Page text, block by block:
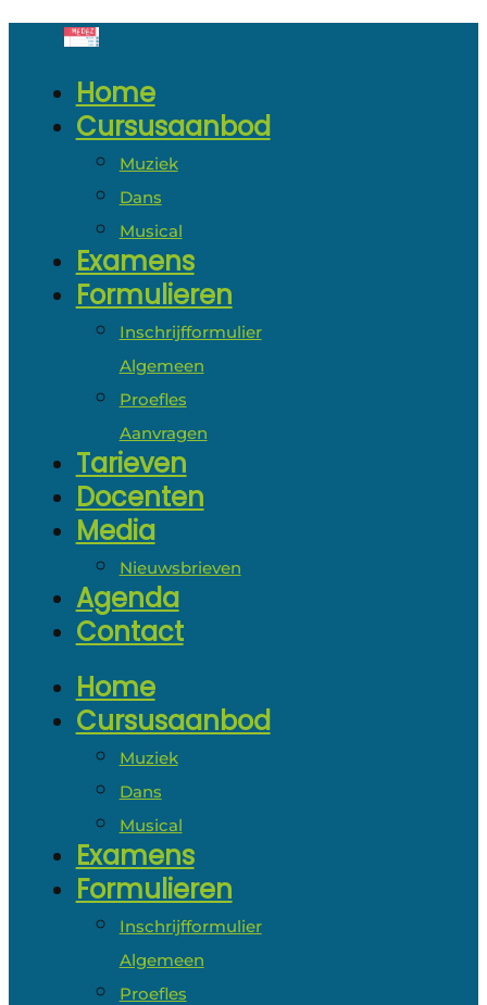
Home
Cursusaanbod
Muziek
Dans
Musical
Examens
Formulieren
Inschrijfformulier
Algemeen
Proefles
Aanvragen
Tarieven
Docenten
Media
Nieuwsbrieven
Agenda
Contact
Home
Cursusaanbod
Muziek
Dans
Musical
Examens
Formulieren
Inschrijfformulier
Algemeen
Proefles